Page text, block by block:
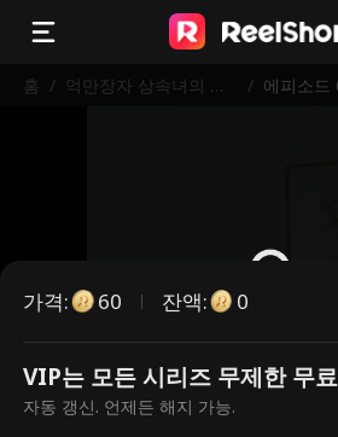
홈 / 억만장자 상속녀의 이
/ 에피소드
유료 에피소드입니다.
잠금을 해제해 주
가격: 60 잔액: 0
VIP는 모든 시리즈 무제한 무
자동 갱신. 언제든 해지 가능.